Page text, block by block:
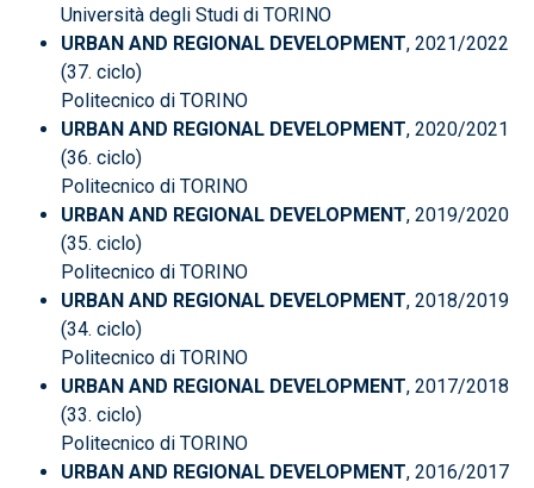
Università degli Studi di TORINO
URBAN AND REGIONAL DEVELOPMENT, 2021/2022
(37. ciclo)
Politecnico di TORINO
URBAN AND REGIONAL DEVELOPMENT, 2020/2021
(36. ciclo)
Politecnico di TORINO
URBAN AND REGIONAL DEVELOPMENT, 2019/2020
(35. ciclo)
Politecnico di TORINO
URBAN AND REGIONAL DEVELOPMENT, 2018/2019
(34. ciclo)
Politecnico di TORINO
URBAN AND REGIONAL DEVELOPMENT, 2017/2018
(33. ciclo)
Politecnico di TORINO
URBAN AND REGIONAL DEVELOPMENT, 2016/2017